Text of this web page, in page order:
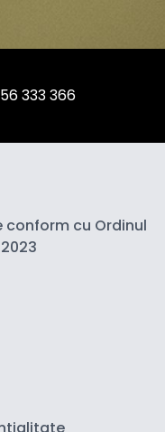
333 366
conform cu Ordinul